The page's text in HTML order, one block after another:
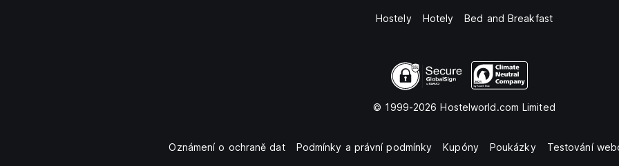
Hostely Hotely Bed and Breakfast
© 1999-2026 Hostelworld.com Limited
Oznámení o ochraně dat Podmínky a právní podmínky Kupóny Poukázky Testování